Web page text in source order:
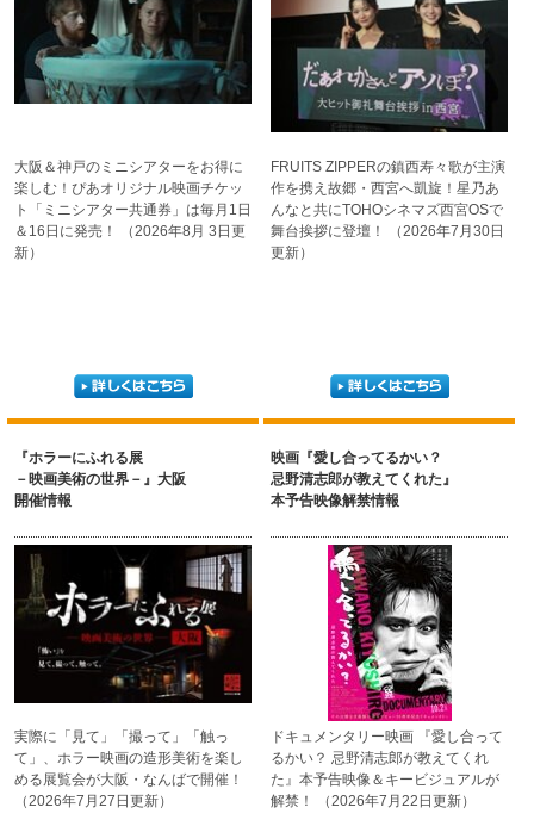
大阪＆神戸のミニシアターをお得に
楽しむ！ぴあオリジナル映画チケッ
ト
「ミニシアター共通券」は毎月1日
＆16日に発売！
（2026年8月 3日更
新）
FRUITS ZIPPERの鎮西寿々歌が主演
作を携え故郷 ・西宮へ凱旋！星乃あ
んなと共にTOHOシネマズ西宮OSで
舞台挨拶に登壇！
（2026年7月30日
更新）
『ホラーにふれる展
－映画美術の世界－』大阪
開催情報
実際に「見て」「撮って」
「触っ
て」、ホラー映画の造形美術を楽し
める展覧会が大阪・なんばで開催！
（2026年7月27日更新）
映画『愛し合ってるかい？
忌野清志郎が教えてくれた』
本予告映像解禁情報
ドキュメンタリー映画 『愛し合って
るかい？忌野清志郎が教えてくれ
た』本予告映像＆ キービジュアルが
解禁！
（2026年7月22日更新）